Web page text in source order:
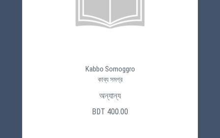
Kabbo Somoggro
কাব্য সমগ্র
অন্যান্য
BDT 400.00